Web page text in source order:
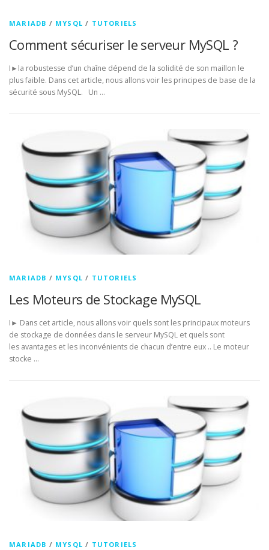
MARIADB / MYSQL / TUTORIELS
Comment sécuriser le serveur MySQL ?
I►la robustesse d’un chaîne dépend de la solidité de son maillon le
plus faible. Dans cet article, nous allons voir les principes de base de la
sécurité sous MySQL. Un …
MARIADB / MYSQL / TUTORIELS
Les Moteurs de Stockage MySQL
I► Dans cet article, nous allons voir quels sont les principaux moteurs
de stockage de données dans le serveur MySQL et quels sont
les avantages et les inconvénients de chacun d’entre eux .. Le moteur
stocke …
MARIADB / MYSQL / TUTORIELS